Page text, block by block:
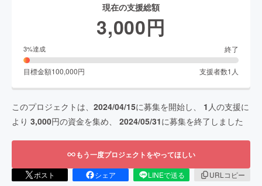
現在の支援総額
3,000円
3%達成 終了
目標金額100,000円 支援者数1 人
このプロジェクトは、 2024/04/15に募集を開始し、 1 人の支援に
より 3,000円の資金を集め、 2024/05/31に募集を終了しました
もう一度プロジェクトをやってほしい
ポスト シェア LINEで送る
URLコピー